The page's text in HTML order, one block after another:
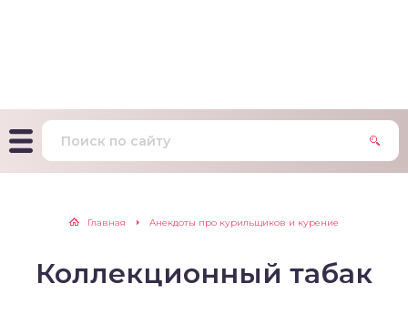
Главная Анекдоты про курильщиков и курение
Коллекционный табак
на определение типа
поведения
зависимости
курильщика –